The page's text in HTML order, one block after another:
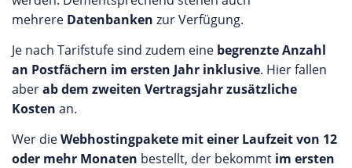
mehrere Datenbanken zur Verfügung.
Je nach Tarifstufe sind zudem eine begrenzte Anzahl
an Postfächern im ersten Jahr inklusive. Hier fallen
aberab dem zweiten Vertragsjahr zusätzliche
Kosten an.
Wer dieWebhostingpakete mit einer Laufzeit von 12
oder mehr Monaten bestellt, der bekommt im ersten